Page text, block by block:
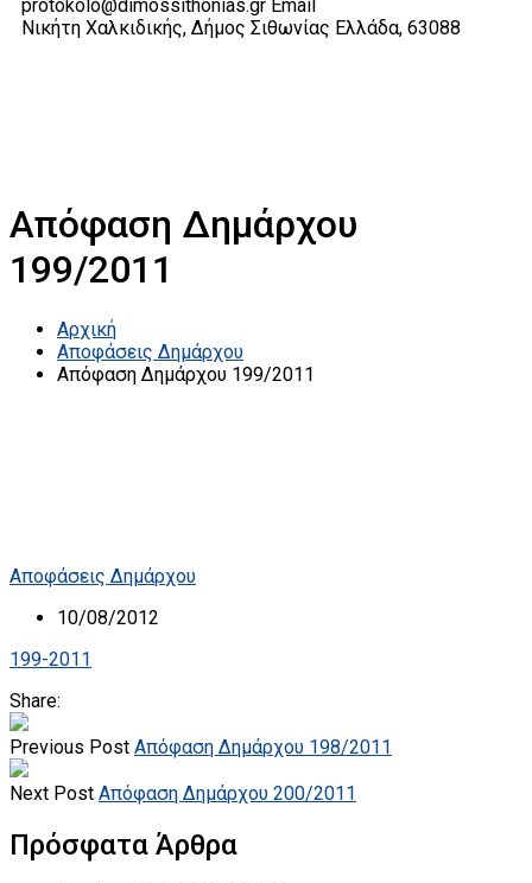
protokolo@dimossithonias.gr Email
Νικήτη Χαλκιδικής, Δήμος Σιθωνίας Ελλάδα, 63088
Απόφαση Δημάρχου
199/2011
Αρχική
Αποφάσεις Δημάρχου
Απόφαση Δημάρχου 199/2011
Αποφάσεις Δημάρχου
10/08/2012
199-2011
Share:
Previous Post Απόφαση Δημάρχου 198/2011
Next Post Απόφαση Δημάρχου 200/2011
Πρόσφατα Άρθρα